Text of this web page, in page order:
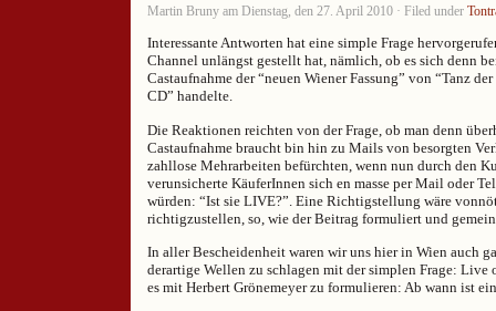
Martin Bruny am Dienstag, den 27. April 2010 · Filed under
Interessante Antworten hat eine simple Frage
Channel unlängst gestellt hat, nämlich, ob es sich denn
Castaufnahme der “neuen Wiener Fassung” von “Tanz
CD” handelte.
Die Reaktionen reichten von der Frage, ob man denn
Castaufnahme braucht bin hin zu Mails von besorgten
zahllose Mehrarbeiten befürchten, wenn nun durch den
verunsicherte KäuferInnen sich en masse per Mail oder
würden: “Ist sie LIVE?”. Eine Richtigstellung wäre
richtigzustellen, so, wie der Beitrag formuliert und
In aller Bescheidenheit waren wir uns hier in Wien auch
derartige Wellen zu schlagen mit der simplen Frage: Live
es mit Herbert Grönemeyer zu formulieren: Ab wann ist